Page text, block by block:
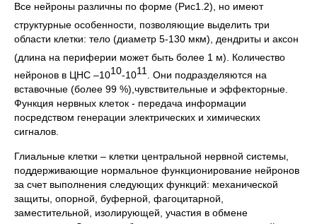
Все нейроны различны по форме (Рис1.2), но имеют
структурные особенности, позволяющие выделить три
области клетки: тело (диаметр 5-130 мкм), дендриты и аксон
(длина на периферии может быть более 1 м).
Количество
нейронов в ЦНС –1010-1011 . Они подразделяются на
вставочные (более 99 %),чувствительные и эффекторные.
Функция нервных клеток - передача информации
посредством генерации электрических и химических
сигналов.
Глиальные клетки – клетки центральной нервной системы,
поддерживающие нормальное функционирование нейронов
за счет выполнения следующих функций: механической
защиты, опорной, буферной, фагоцитарной,
заместительной, изолирующей, участия в обмене